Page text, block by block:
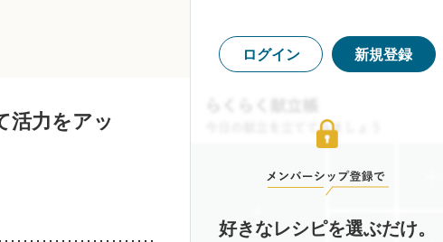
活力をアッ
ログイン 新規登録
好きなレシピを選ぶだけ。